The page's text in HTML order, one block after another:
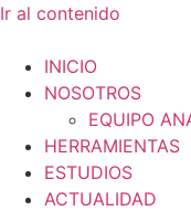
Ir al contenido
INICIO
NOSOTROS
EQUIPO
HERRAMIENTAS
ESTUDIOS
ACTUALIDAD